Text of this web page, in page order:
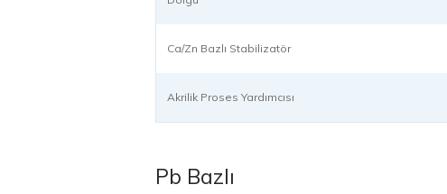
Ca/Zn Bazlı Stabilizatör
Akrilik Proses Yardımcısı
Pb Bazlı